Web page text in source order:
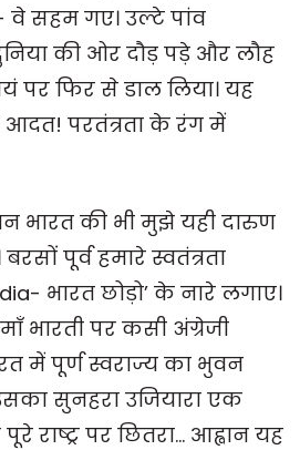
वे सहम गए। उल्टे पांव
की ओर दौड़ पड़े और लौह
पर फिर से डाल लिया। यह
आदत! परतंत्रता के रंग में
भारत की भी मुझे यही दारुण
बरसों पूर्व हमारे स्वतंत्रता
भारत छोड़ो’ के नारे लगाए।
भारती पर कसी अंग्रेजी
में पूर्ण स्वराज्य का भुवन
सुनहरा उजियारा एक
राष्ट्र पर छितरा... आह्वान यह